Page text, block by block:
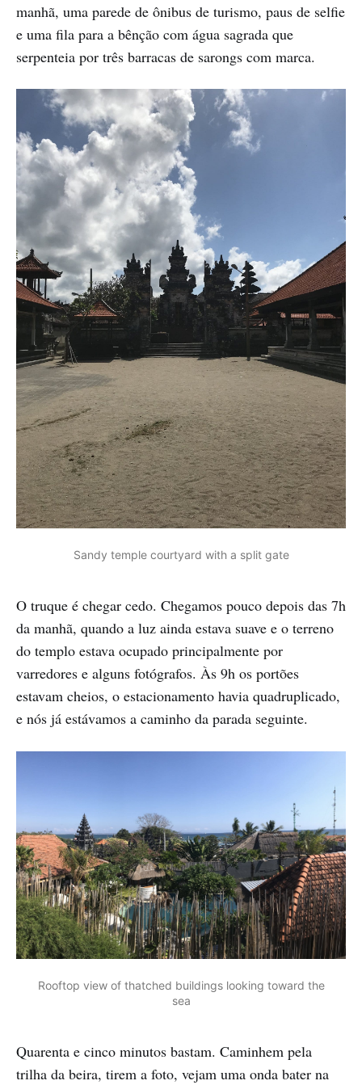
manhã, uma parede de ônibus de turismo, paus de selfie
e uma fila para a bênção com água sagrada que
serpenteia por três barracas de sarongs com marca.
Sandy temple courtyard with a split gate
O truque é chegar cedo. Chegamos pouco depois das 7h
da manhã, quando a luz ainda estava suave e o terreno
do templo estava ocupado principalmente por
varredores e alguns fotógrafos. Às 9h os portões
estavam cheios, o estacionamento havia quadruplicado,
e nós já estávamos a caminho da parada seguinte.
Rooftop view of thatched buildings looking toward the
sea
Quarenta e cinco minutos bastam. Caminhem pela
trilha da beira, tirem a foto, vejam uma onda bater na